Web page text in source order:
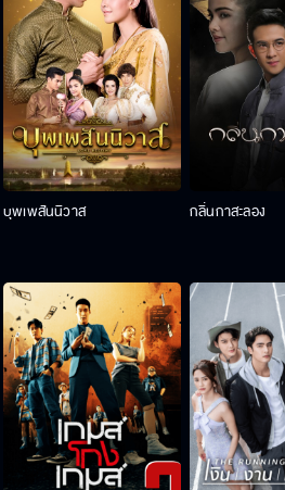
บุพเพสันนิวาส กลิ่นกาสะลอง